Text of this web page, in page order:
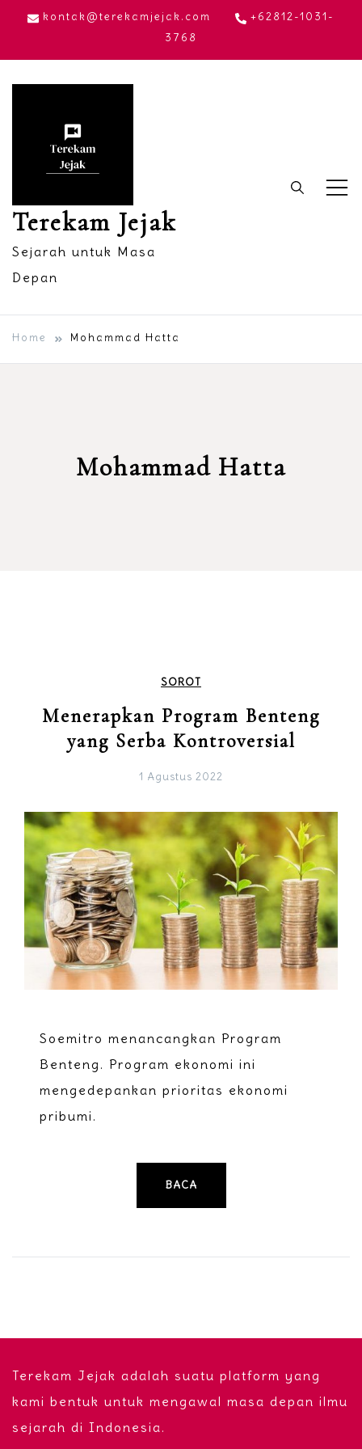
Skip
content
kontak@terekamjejak.com
+62812-1031-
3768
Terekam Jejak
Sejarah untuk Masa
Depan
Home Mohammad Hatta
Mohammad Hatta
SOROT
Menerapkan Program Benteng
yang Serba Kontroversial
1 Agustus 2022
Soemitro menancangkan Program
Benteng. Program ekonomi ini
mengedepankan prioritas ekonomi
pribumi.
BACA
Terekam Jejak adalah suatu platform yang
kami bentuk untuk mengawal masa depan ilmu
sejarah di Indonesia.